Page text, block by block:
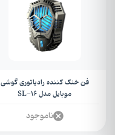
فن خنک کننده رادیاتوری گوشی
موبایل مدل SL-16
ناموجود